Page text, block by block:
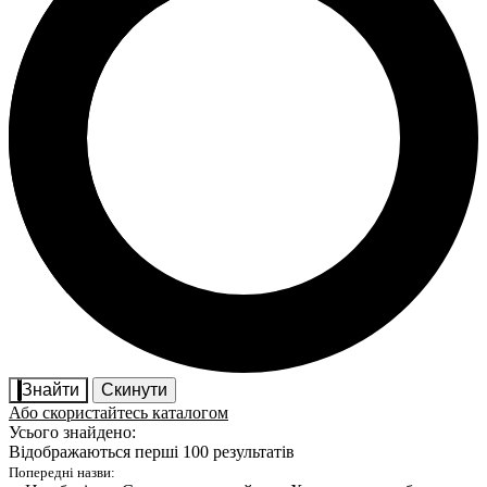
Знайти
Скинути
Або скористайтесь каталогом
Усього знайдено:
Відображаються перші 100 результатів
Попередні назви: